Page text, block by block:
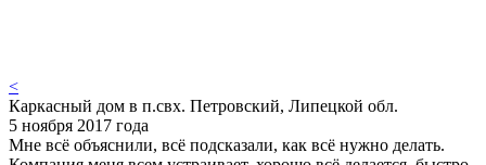
<
Каркасный дом в п.свх. Петровский, Липецкой обл.
5 ноября 2017 года
Мне всё объяснили, всё подсказали, как всё нужно делать.